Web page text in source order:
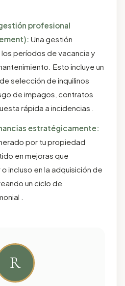
profesional
Una gestión
períodos de vacancia y
Esto incluye un
selección de inquilinos
de impagos, contratos
rápida a incidencias .
estratégicamente:
por tu propiedad
en mejoras que
incluso en la adquisición de
un ciclo de
.
R